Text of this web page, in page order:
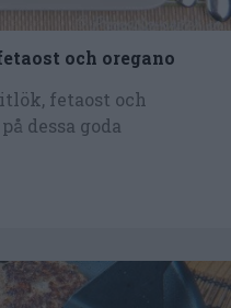
och oregano
fetaost och
dessa goda